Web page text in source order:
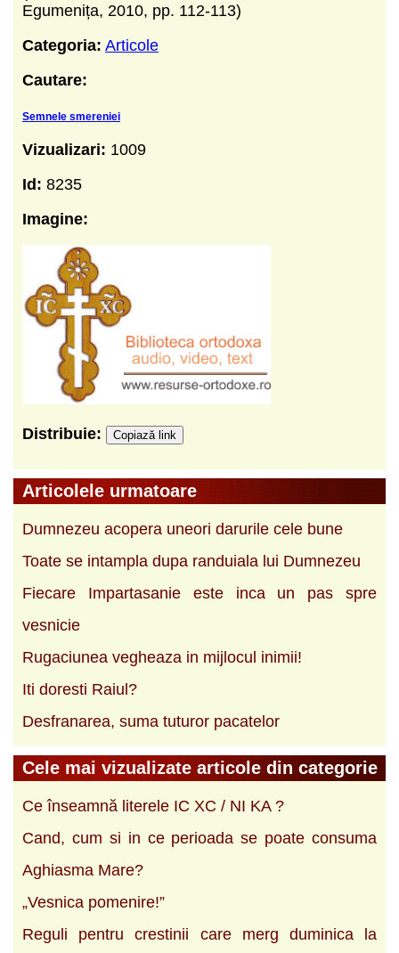
Egumenița, 2010, pp. 112-113)
Categoria: Articole
Cautare:
Semnele smereniei
Vizualizari: 1009
Id: 8235
Imagine:
Distribuie: Copiază link
Articolele urmatoare
Dumnezeu acopera uneori darurile cele bune
Toate se intampla dupa randuiala lui Dumnezeu
Fiecare Impartasanie este inca un pas spre
vesnicie
Rugaciunea vegheaza in mijlocul inimii!
Iti doresti Raiul?
Desfranarea, suma tuturor pacatelor
Cele mai vizualizate articole din categorie
Ce înseamnă literele IC XC / NI KA ?
Cand, cum si in ce perioada se poate consuma
Aghiasma Mare?
„Vesnica pomenire!”
Reguli pentru crestinii care merg duminica la